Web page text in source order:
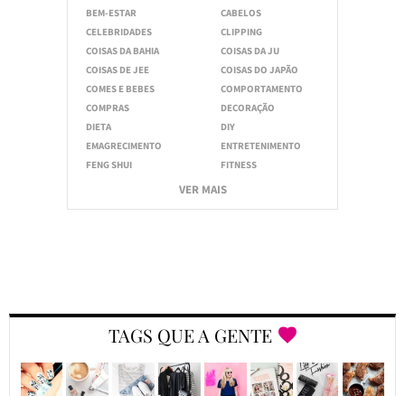
BEM-ESTAR
CABELOS
CELEBRIDADES
CLIPPING
COISAS DA BAHIA
COISAS DA JU
COISAS DE JEE
COISAS DO JAPÃO
COMES E BEBES
COMPORTAMENTO
COMPRAS
DECORAÇÃO
DIETA
DIY
EMAGRECIMENTO
ENTRETENIMENTO
FENG SHUI
FITNESS
VER MAIS
TAGS QUE A GENTE